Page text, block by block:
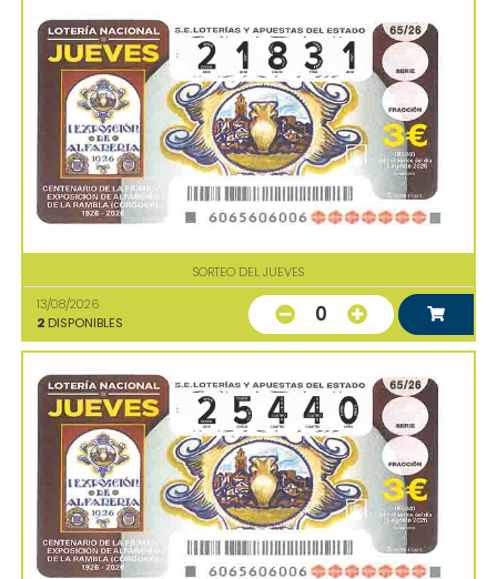
SORTEO DEL JUEVES
13/08/2026
2 DISPONIBLES 0